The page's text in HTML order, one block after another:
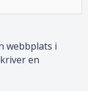
webbplats i
en